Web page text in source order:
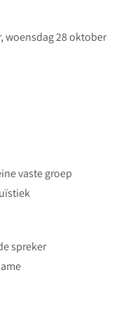
woensdag 28 oktober
vaste groep
spreker
plús een